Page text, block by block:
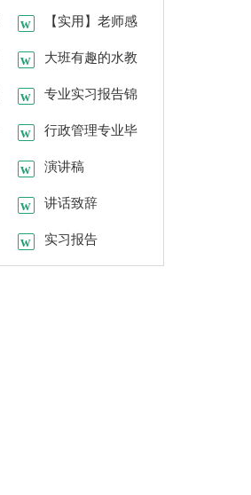
议书3篇【实用】老师感
谢信四篇大班有趣的水教
案汇编六篇
专业实习报告锦
集9篇行政管理专业毕
业生求职信
演讲稿
讲话致辞
实习报告